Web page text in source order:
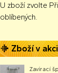
U zboží zvolte
oblíbených.
Zboží v akci
Zavírací